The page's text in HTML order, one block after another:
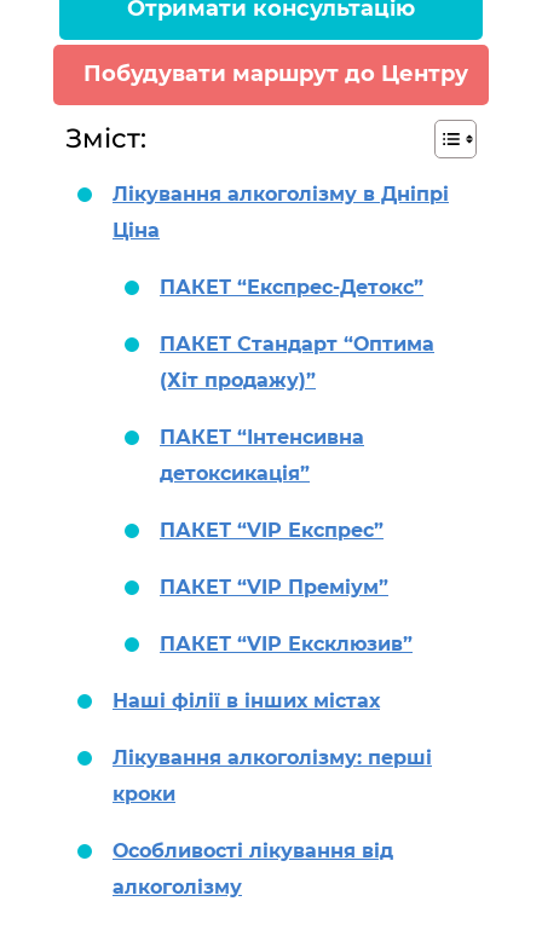
Отримати консультацію
Побудувати маршрут до Центру
Зміст:
Лікування алкоголізму в Дніпрі
Ціна
ПАКЕТ “Експрес-Детокс”
ПАКЕТ Стандарт “Оптима
(Хіт продажу)”
ПАКЕТ “Інтенсивна
детоксикація”
ПАКЕТ “VIP Експрес”
ПАКЕТ “VIP Преміум”
ПАКЕТ “VIP Ексклюзив”
Наші філії в інших містах
Лікування алкоголізму: перші
кроки
Особливості лікування від
алкоголізму